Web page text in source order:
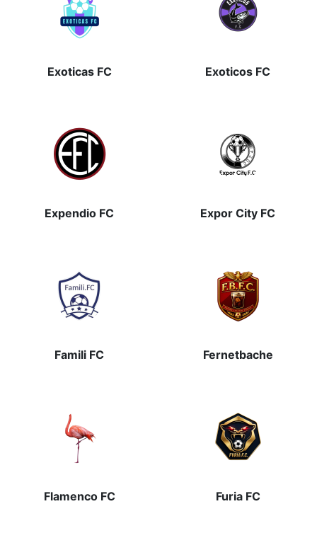
Exoticas FC Exoticos FC
Expendio FC Expor City FC
Famili FC Fernetbache
Flamenco FC Furia FC